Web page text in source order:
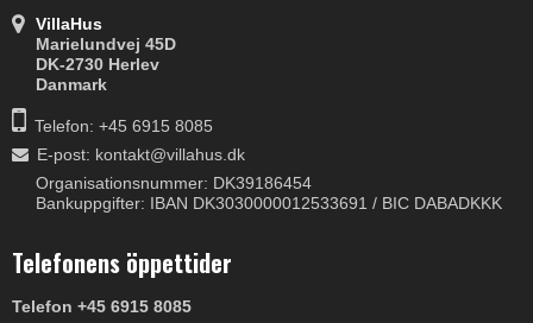
VillaHus
Marielundvej 45D
DK-2730 Herlev
Danmark
Telefon: +45 6915 8085
E-post: kontakt@villahus.dk
Organisationsnummer: DK39186454
Bankuppgifter: IBAN DK3030000012533691 / BIC DABADKKK
Telefonens öppettider
Telefon +45 6915 8085